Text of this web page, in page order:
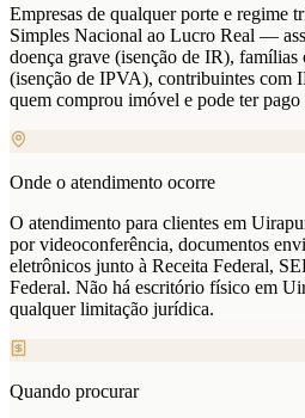
Empresas de qualquer porte e
Simples Nacional ao Lucro Real —
doença grave (isenção de IR),
(isenção de IPVA), contribuintes com
quem comprou imóvel e pode ter
Onde o atendimento ocorre
O atendimento para clientes em
por videoconferência, documentos
eletrônicos junto à Receita Federal,
Federal. Não há escritório físico em
qualquer limitação jurídica.
Quando procurar